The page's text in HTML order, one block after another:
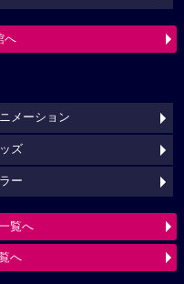
へ
メーション
ズ
ー
覧へ
へ